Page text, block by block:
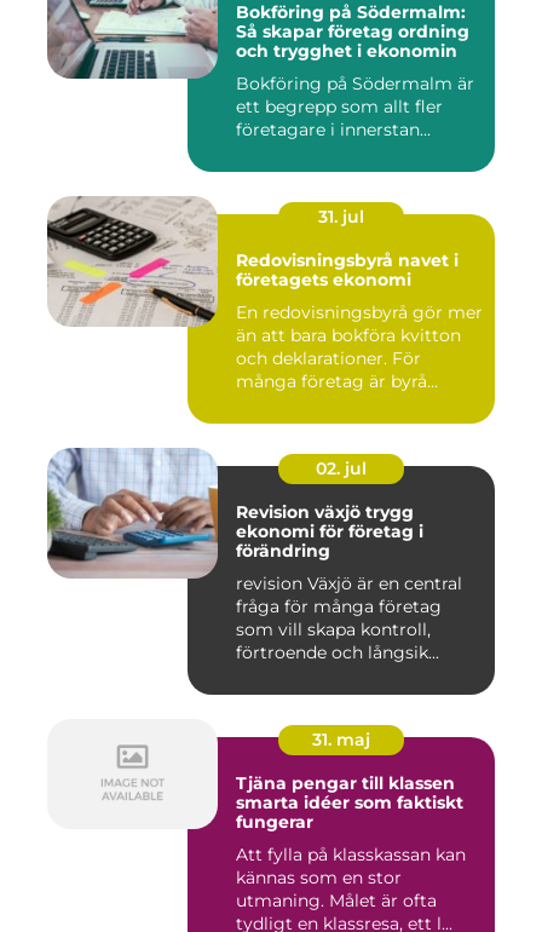
Bokföring på Södermalm:
Så skapar företag ordning
och trygghet i ekonomin
Bokföring på Södermalm är
ett begrepp som allt fler
företagare i innerstan...
31. jul
Redovisningsbyrå navet i
företagets ekonomi
En redovisningsbyrå gör mer
än att bara bokföra kvitton
och deklarationer. För
många företag är byrå...
02. jul
Revision växjö trygg
ekonomi för företag i
förändring
revision Växjö är en central
fråga för många företag
som vill skapa kontroll,
förtroende och långsik...
31. maj
Tjäna pengar till klassen
smarta idéer som faktiskt
fungerar
Att fylla på klasskassan kan
kännas som en stor
utmaning. Målet är ofta
tydligt en klassresa, ett l...